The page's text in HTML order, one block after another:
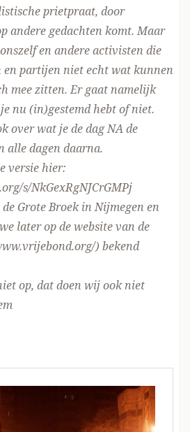
prietpraat, door
andere gedachten komt. Maar
en andere activisten die
en partijen niet echt wat kunnen
mee zitten. Er gaat namelijk
nu (in)gestemd hebt of niet.
over wat je de dag NA de
alle dagen daarna.
versie hier:
s/NkGexRgNJCrGMPj
Grote Broek in Nijmegen en
later op de website van de
) bekend
op, dat doen wij ook niet